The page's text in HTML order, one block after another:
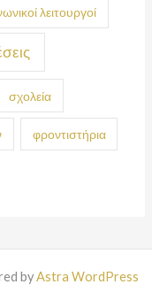
λειτουργοί
σχολεία
φροντιστήρια
byAstra WordPress